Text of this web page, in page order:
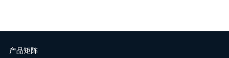
产品矩阵